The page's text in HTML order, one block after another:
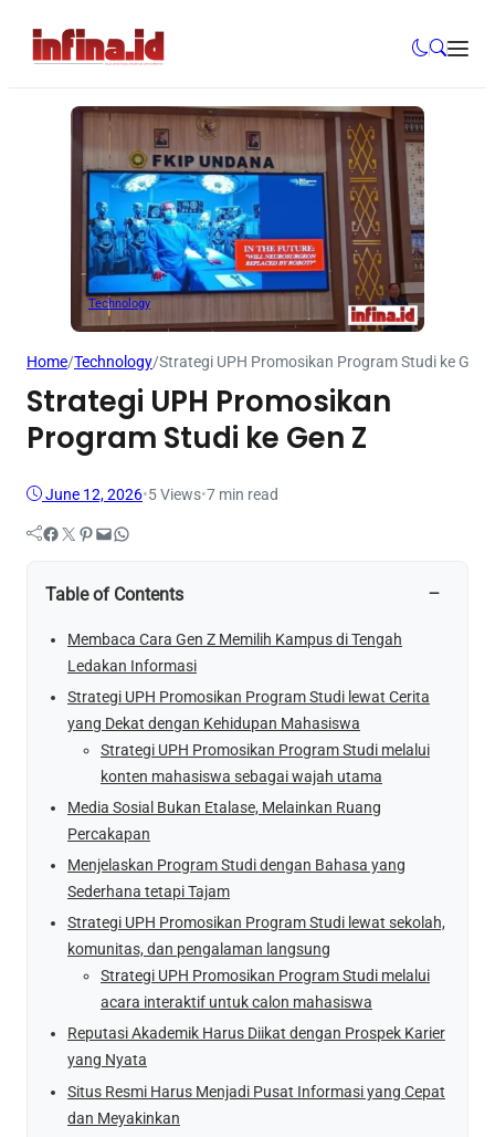
Technology
Home/Technology/Strategi UPH Promosikan Program Studi ke Gen
Strategi UPH Promosikan
Program Studi ke Gen Z
June 12, 2026•5Views•7 min read
Facebook Twitter Pinterest Mail WhatsApp
Table of Contents −
Membaca Cara Gen Z Memilih Kampus di Tengah
Ledakan Informasi
Strategi UPH Promosikan Program Studi lewat Cerita
yang Dekat dengan Kehidupan Mahasiswa
Strategi UPH Promosikan Program Studi melalui
konten mahasiswa sebagai wajah utama
Media Sosial Bukan Etalase, Melainkan Ruang
Percakapan
Menjelaskan Program Studi dengan Bahasa yang
Sederhana tetapi Tajam
Strategi UPH Promosikan Program Studi lewat sekolah,
komunitas, dan pengalaman langsung
Strategi UPH Promosikan Program Studi melalui
acara interaktif untuk calon mahasiswa
Reputasi Akademik Harus Diikat dengan Prospek Karier
yang Nyata
Situs Resmi Harus Menjadi Pusat Informasi yang Cepat
dan Meyakinkan